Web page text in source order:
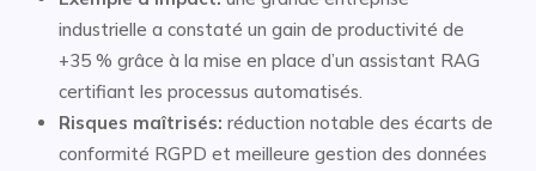
industrielle a constaté un gain de productivité de
+35 % grâce à la mise en place d’un assistant RAG
certifiant les processus automatisés.
Risques maîtrisés: réduction notable des écarts de
conformité RGPD et meilleure gestion des données